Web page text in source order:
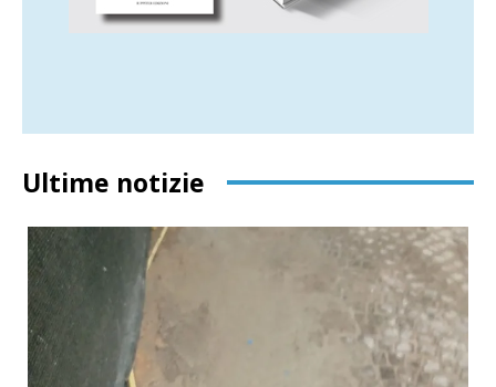
Ultime notizie